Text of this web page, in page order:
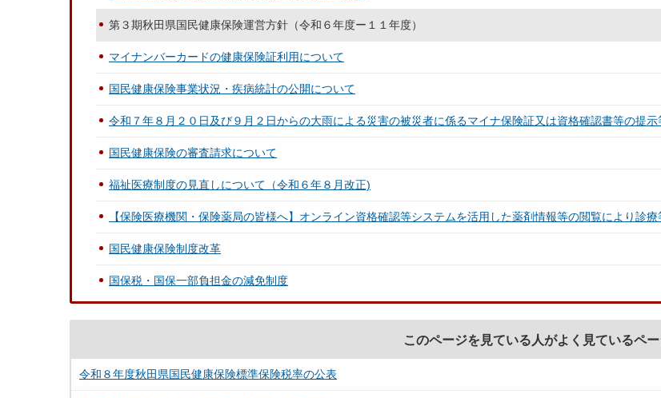
第３期秋田県国民健康保険運営方針（令和６年度ー１１年度）
マイナンバーカードの健康保険証利用について
国民健康保険事業状況・疾病統計の公開について
令和７年８月２０日及び９月２日からの大雨による災害の被災者に係るマイナ保険証又は資格確認書等の提示
国民健康保険の審査請求について
福祉医療制度の見直しについて（令和６年８月改正)
【保険医療機関・保険薬局の皆様へ】オンライン資格確認等システムを活用した薬剤情報等の閲覧により診
国民健康保険制度改革
国保税・国保一部負担金の減免制度
このページを見ている人がよく見ているペ
令和８年度秋田県国民健康保険標準保険税率の公表